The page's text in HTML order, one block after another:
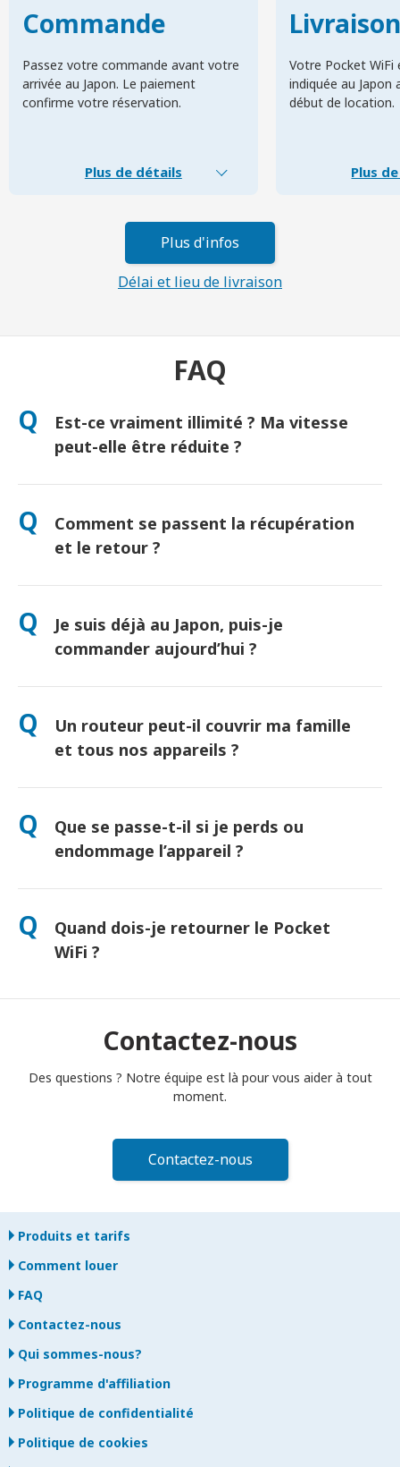
Commande
Passez votre commande avant votre
arrivée au Japon. Le paiement
confirme votre réservation.
Plus de détails
Livraison
Votre Pocket WiFi
indiquée au Japon
début de location.
Plus
Plus d'infos
Délai et lieu de livraison
FAQ
Q
Est-ce vraiment illimité ? Ma vitesse
peut-elle être réduite ?
Oui, vraiment illimité ! Aucune politique de « Fair Use » ni
une congestion temporaire peut ralentir le débit. Si cela se
produit, nous créditerons votre location.)
Q
Comment se passent la récupération
et le retour ?
Récupération à l’aéroport ou livraison à l’hôtel/domicile avant
il suffit de déposer le colis dans une boîte postale au Japon.
Aucune file d’attente, aucun formulaire.
Q
Je suis déjà au Japon, puis-je
commander aujourd’hui ?
Oui ! Retrait le jour même à l’aéroport disponible. Livraison à
connaître l’option la plus rapide selon votre lieu de séjour.
Q
Un routeur peut-il couvrir ma famille
et tous nos appareils ?
"Oui, jusqu’à 10 appareils connectés simultanément
heures d’autonomie, et une batterie externe gratuite incluse."
Q
Que se passe-t-il si je perds ou
endommage l’appareil ?
Vous pouvez ajouter une assurance lors du paiement pour
de remplacement s'appliquent. En cas de problème,
contactez-nous immédiatement — nous vous aiderons à
rester connecté.
Q
Quand dois-je retourner le Pocket
WiFi ?
Contactez-nous
Des questions ? Notre équipe est là pour vous aider à tout
moment.
Contactez-nous
Produits et tarifs
Comment louer
FAQ
Contactez-nous
Qui sommes-nous?
Programme d'affiliation
Politique de confidentialité
Politique de cookies